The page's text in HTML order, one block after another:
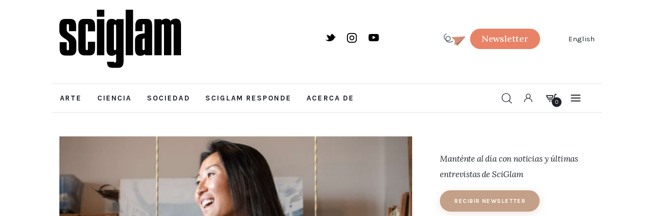
Newsletter English
ARTE CIENCIA SOCIEDAD SCIGLAM RESPONDE ACERCA DE 0
ARTE CIENCIA SOCIEDAD SCIGLAM RESPONDE
SciGlam Responde
Manténte al día con noticias y últimas
entrevistas de SciGlam
RECIBIR NEWSLETTER